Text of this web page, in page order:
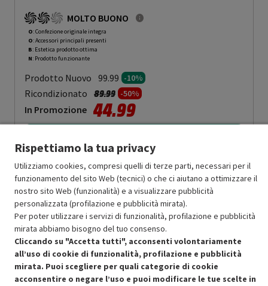
MOLTO BUONO
O: Confezione originale integra
O: Accessori principali presenti
B: Estetica prodotto ottima
N: Prodotto funzionante
Prodotto Nuovo 99.99 -10%
Ricondizionato Prezzo ridotto da
89.99a-50%
In Promozione 44.99
SCONTO RICONDIZIONATI
Approfitta dello sconto del 50% sul prodotto ricondizionato.
Condizioni generali di vendita Recedere dal contratto qui
Rispettiamo la tua privacy
Utilizziamo cookies, compresi quelli di terze parti, necessari per il
funzionamento del sito Web (tecnici) o che ci aiutano a ottimizzare il
nostro sito Web (funzionalità) e a visualizzare pubblicità
personalizzata (profilazione e pubblicità mirata).
Per poter utilizzare i servizi di funzionalità, profilazione e pubblicità
mirata abbiamo bisogno del tuo consenso.
Cliccando su "Accetta tutti", acconsenti volontariamente
all’uso di cookie di funzionalità, profilazione e pubblicità
mirata. Puoi scegliere per quali categorie di cookie
acconsentire o negare l’uso e puoi modificare le tue scelte in